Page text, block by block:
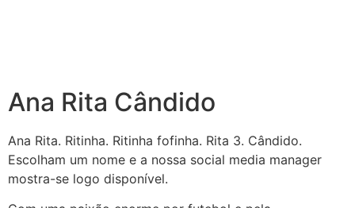
Ana Rita Cândido
Ana Rita. Ritinha. Ritinha fofinha. Rita 3. Cândido.
Escolham um nome e a nossa social media manager
mostra-se logo disponível.